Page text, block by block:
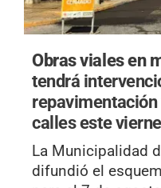
Obras viales en
tendrá
repavimentación
calles este
La Municipalidad
difundió el